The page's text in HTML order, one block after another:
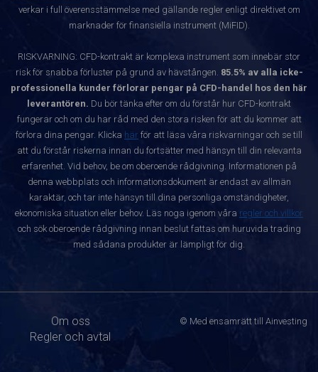
verkar i full överensstämmelse med gällande regler enligt direktivet om
marknader för finansiella instrument (MiFID).
RISKVARNING: CFD-kontrakt är komplexa instrument som innebär stor
risk för snabba förluster på grund av hävstången. 85.5% av alla icke-
professionella kunder förlorar pengar på CFD-handel hos den här
leverantören. Du bör tänka efter om du förstår hur CFD-kontrakt
fungerar och om du har råd med den stora risken för att du kommer att
förlora dina pengar. Klicka här för att läsa våra riskvarningar och se till
att du förstår riskerna innan du fortsätter med hänsyn till din relevanta
erfarenhet. Vid behov, be om oberoende rådgivning. Informationen på
denna webbplats och informationsdokument är endast av allmän
karaktär, och tar inte hänsyn till dina personliga omständigheter,
ekonomiska situation eller behov. Läs noga igenom våra regler och villkor
och sök oberoende rådgivning innan beslut fattas om huruvida trading
med sådana produkter är lämpligt för dig.
Om oss
Regler och avtal
© Med ensamrätt till Ainvesting